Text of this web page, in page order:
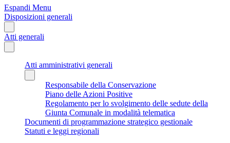
Espandi Menu
Disposizioni generali
Atti generali
Atti amministrativi generali
Responsabile della Conservazione
Piano delle Azioni Positive
Regolamento per lo svolgimento delle sedute della
Giunta Comunale in modalità telematica
Documenti di programmazione strategico gestionale
Statuti e leggi regionali